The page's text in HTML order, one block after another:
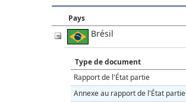
Pays
Brésil
Type de document
Rapport de l'État partie
Annexe au rapport de l'État partie